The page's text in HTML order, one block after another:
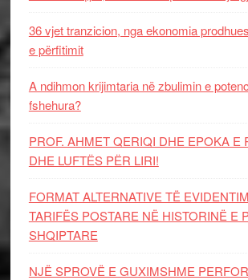
36 vjet tranzicion, nga ekonomia
e përfitimit
A ndihmon krijimtaria në zbulimin e
fshehura?
PROF. AHMET QERIQI DHE EPOKA E
DHE LUFTЁS PЁR LIRI!
FORMAT ALTERNATIVE TË
TARIFËS POSTARE NË HISTORINË E
SHQIPTARE
NJË SPROVË E GUXIMSHME